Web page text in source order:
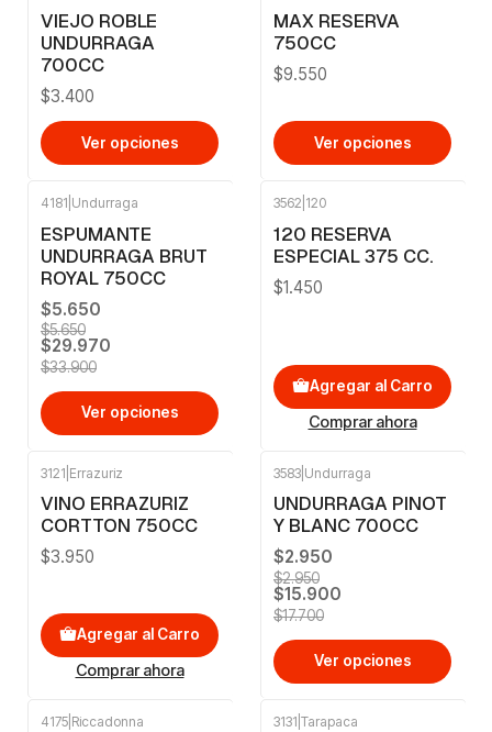
VIEJO ROBLE
UNDURRAGA
700CC
$3.400
Ver opciones
MAX RESERVA
750CC
$9.550
Ver opciones
4181 Undurraga
ESPUMANTE
UNDURRAGA BRUT
ROYAL 750CC
$5.650
$5.650
$29.970
$33.900
Ver opciones
3562 120
120 RESERVA
ESPECIAL 375 CC.
$1.450
Agregar al Carro
Comprar ahora
3121 Errazuriz
VINO ERRAZURIZ
CORTTON 750CC
$3.950
Agregar al Carro
Comprar ahora
3583 Undurraga
UNDURRAGA PINOT
Y BLANC 700CC
$2.950
$2.950
$15.900
$17.700
Ver opciones
4175 Riccadonna 3131 Tarapaca